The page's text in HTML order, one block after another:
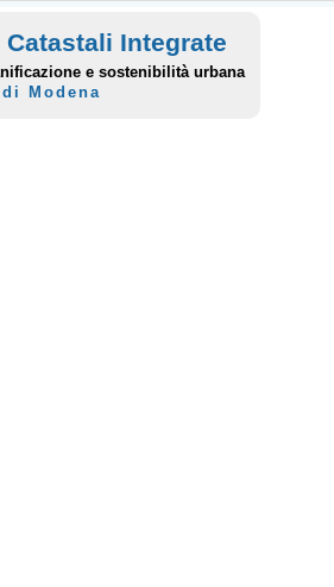
Catastali Integrate
e sostenibilità urbana
Modena